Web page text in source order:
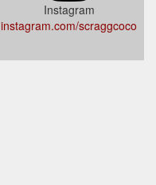
Instagram
instagram.com/scraggcoco